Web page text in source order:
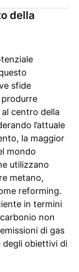
della
sfide
centro della
l’attuale
la maggior
mondo
utilizzano
metano,
reforming.
in termini
non
di gas
degli obiettivi di